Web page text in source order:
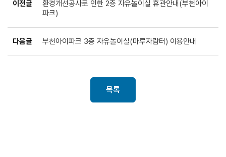
이전글
환경개선공사로 인한 2층 자유놀이실 휴관안내(부천아이
파크)
다음글 부천아이파크 3층 자유놀이실(마루자람터) 이용안내
목록